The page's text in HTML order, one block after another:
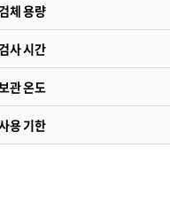
체 용량
사 시간
관 온도
용 기한